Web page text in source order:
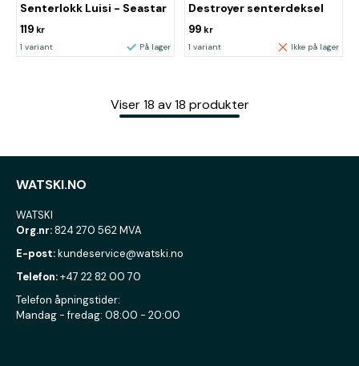
Senterlokk Luisi - Seastar
119 kr
1 variant På lager
Destroyer senterdeksel
99 kr
1 variant Ikke på lager
Viser 18 av 18 produkter
WATSKI.NO
WATSKI
Org.nr:824 270 562 MVA
E-post:kundeservice@watski.no
Telefon:+47 22 82 00 70
Telefon åpningstider:
Mandag - fredag: 08:00 - 20:00